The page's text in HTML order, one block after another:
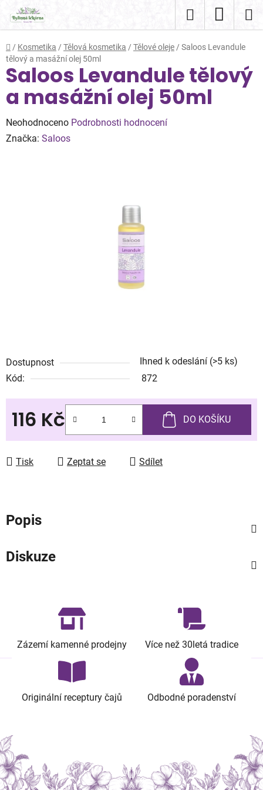
obsah
Hledat
KOŠÍK
Domů
/ Kosmetika / Tělová kosmetika / Tělové oleje / Saloos Levandule
tělový a masážní olej 50ml
Dostupnost Ihned k odeslání (>5 ks)
Kód:
872
116 Kč DO KOŠÍKU
Tisk Zeptat se Sdílet
Saloos Levandule tělový
a masážní olej 50ml
Průměrné
hodnocení
Neohodnoceno Podrobnosti hodnocení
Značka: Saloos
Popis
Diskuze
Zázemí kamenné prodejny Více než 30letá tradice
Originální receptury čajů Odbodné poradenství